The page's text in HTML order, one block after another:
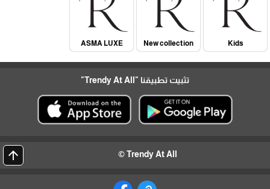
Kids
New collection
ASMA LUXE
تثبيت تطبيقنا "Trendy At All"
Trendy At All ©
arrow_upward